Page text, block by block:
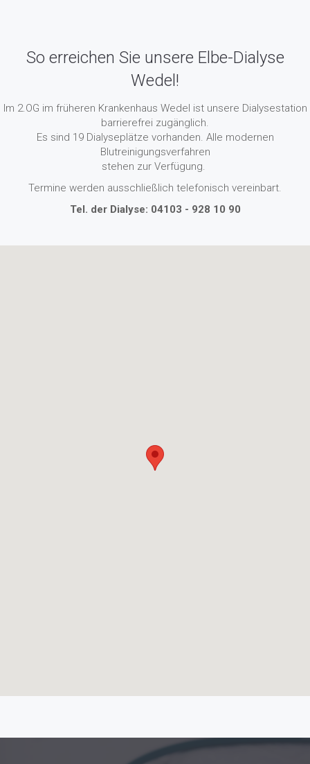
So erreichen Sie unsere Elbe-Dialyse
Wedel!
Im 2.OG im früheren Krankenhaus Wedel ist unsere Dialysestation
barrierefrei zugänglich.
Es sind 19 Dialyseplätze vorhanden. Alle modernen
Blutreinigungsverfahren
stehen zur Verfügung.
Termine werden ausschließlich telefonisch vereinbart.
Tel. der Dialyse: 04103 - 928 10 90